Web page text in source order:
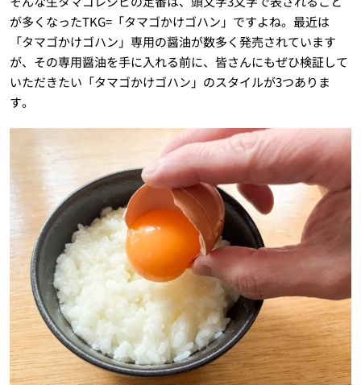
が多くなったTKG=「タマゴかけゴハン」ですよね。最近は
「タマゴかけゴハン」専用の醤油が数多く発売されています
が、その専用醤油を手に入れる前に、皆さんにもぜひ検証して
いただきたい「タマゴかけゴハン」のスタイルが3つありま
す。